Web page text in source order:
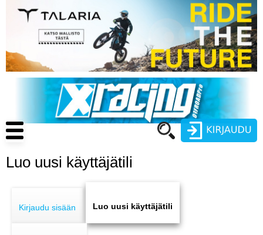
pääsisältöön
Käyttäjätunnus
Main
navigation
ENDURO
MOTOCROSS
Luo uusi käyttäjätili
tabs
Kirjaudu sisään Luo uusi käyttäjätili